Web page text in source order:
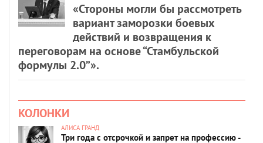
«Стороны могли бы рассмотреть
вариант заморозки боевых
действий и возвращения к
переговорам на основе “Стамбульской
формулы 2.0”».
КОЛОНКИ
АЛИСА ГРАНД
Три года с отсрочкой и запрет на профессию -